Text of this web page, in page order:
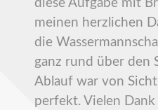
diese Aufgabe mit
meinen herzlichen
die
ganz rund über den
Ablauf war von
perfekt. Vielen Dank